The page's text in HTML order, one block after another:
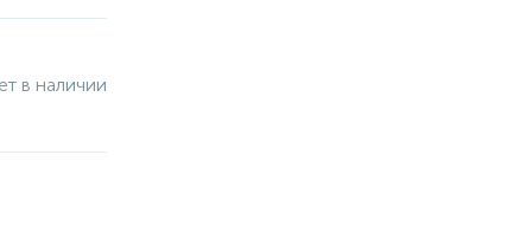
в наличии